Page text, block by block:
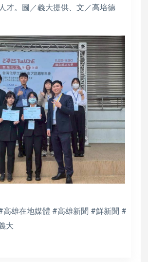
才。圖／義大提供、文／高培德
高雄在地媒體 #高雄新聞 #鮮新聞 #
大